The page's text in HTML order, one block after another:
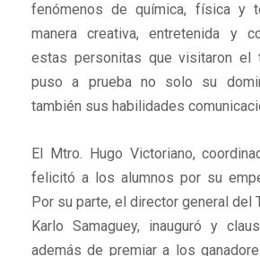
fenómenos de química, física y
manera creativa, entretenida y
estas personitas que visitaron el
puso a prueba no solo su
también sus habilidades
El Mtro. Hugo Victoriano,
felicitó a los alumnos por su
Por su parte, el director general del
Karlo Samaguey, inauguró y
además de premiar a los